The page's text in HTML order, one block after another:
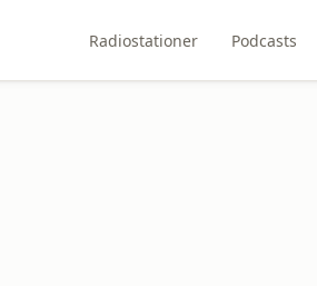
Radiostationer Podcasts